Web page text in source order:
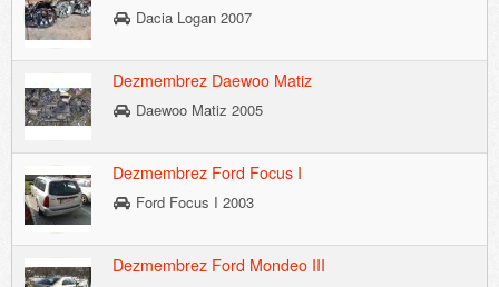
Dacia Logan 2007
Dezmembrez Daewoo Matiz
Daewoo Matiz 2005
Dezmembrez Ford Focus I
Ford Focus I 2003
Dezmembrez Ford Mondeo III